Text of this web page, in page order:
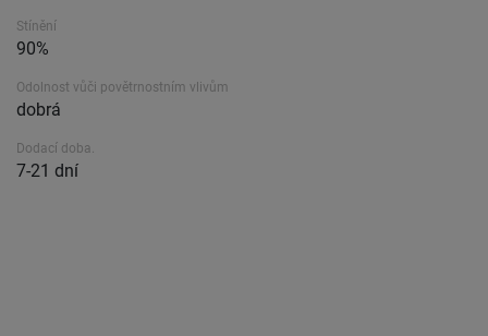
Stínění
90%
Odolnost vůči povětrnostním vlivům
dobrá
Dodací doba.
7-21 dní